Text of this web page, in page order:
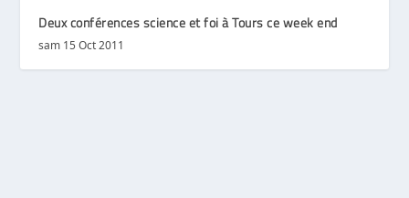
Deux conférences science et foi à Tours ce week end
sam 15 Oct 2011